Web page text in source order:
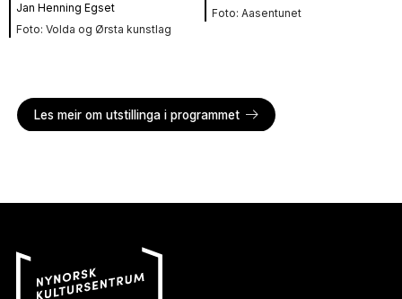
Jan Henning Egset
Volda og Ørsta kunstlag
Aasentunet
Les meir om utstillinga i programmet